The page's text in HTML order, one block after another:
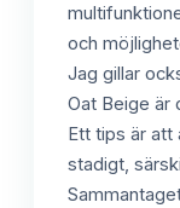
och
Jag gillar
Oat Beige är
Ett tips är att
stadigt,